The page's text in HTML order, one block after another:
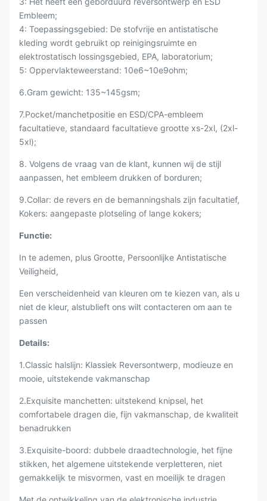
Embleem;
4: Toepassingsgebied: De stofvrije en antistatische
kleding wordt gebruikt op reinigingsruimte en
elektrostatisch lossingsgebied, EPA, laboratorium;
5: Oppervlakteweerstand: 10e6~10e9ohm;
6.Gram gewicht: 135~145gsm;
7.Pocket/manchetpositie en ESD/CPA-embleem
facultatieve, standaard facultatieve grootte xs-2xl, (2xl-
5xl);
8. Volgens de vraag van de klant, kunnen wij de stijl
aanpassen, het embleem drukken of borduren;
9.Collar: de revers en de bemanningshals zijn facultatief,
Kokers: aangepaste plotseling of lange kokers;
Functie:
In te ademen, plus Grootte, Persoonlijke Antistatische
Veiligheid,
Een verscheidenheid van kleuren om te kiezen van, als u
niet de kleur, alstublieft ons wilt contacteren om aan te
passen
Details:
1.Classic halslijn: Klassiek Reversontwerp, modieuze en
mooie, uitstekende vakmanschap
2.Exquisite manchetten: uitstekend knipsel, het
comfortabele dragen die, fijn vakmanschap, de kwaliteit
benadrukken
3.Exquisite-boord: dubbele draadtechnologie, het fijne
stikken, het algemene uitstekende verpletteren, niet
gemakkelijk te misvormen, vast en moeilijk te dragen